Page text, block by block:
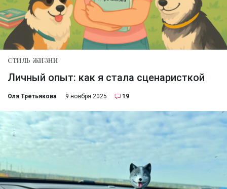
СТИЛЬ ЖИЗНИ
Личный опыт: как я стала сценаристкой
Оля Третьякова 9 ноября 2025 19